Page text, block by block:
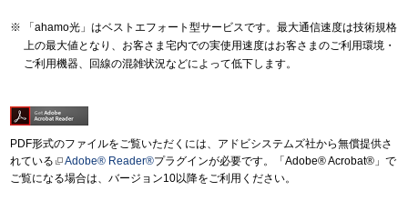
「ahamo光」はベストエフォート型サービスです。最大通信速度は技術規格
上の最大値となり、お客さま宅内での実使用速度はお客さまのご利用環境・
ご利用機器、回線の混雑状況などによって低下します。
PDF形式のファイルをご覧いただくには、アドビシステムズ社から無償提供さ
れている
Adobe® Reader®プラグインが必要です。「Adobe® Acrobat®」で
ご覧になる場合は、バージョン10以降をご利用ください。